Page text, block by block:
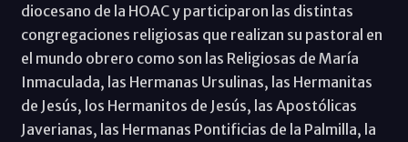
diocesano de la HOAC y participaron las distintas
congregaciones religiosas que realizan su pastoral en
el mundo obrero como son las Religiosas de María
Inmaculada, las Hermanas Ursulinas, las Hermanitas
de Jesús, los Hermanitos de Jesús, las Apostólicas
Javerianas, las Hermanas Pontificias de la Palmilla, la